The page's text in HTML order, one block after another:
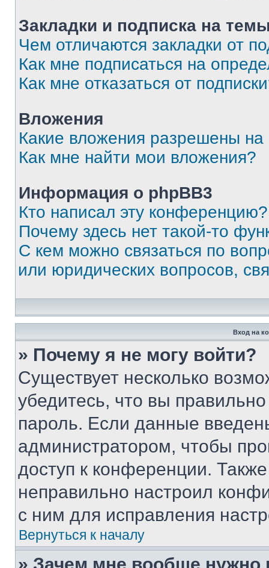
Закладки и подписка на
Чем отличаются закладки от
Как мне подписаться на
Как мне отказаться от
Вложения
Какие вложения разрешены
Как мне найти мои вложения?
Информация о phpBB3
Кто написал эту конференцию?
Почему здесь нет такой-то
С кем можно связаться по
или юридических вопросов,
Вход на
» Почему я не могу войти?
Существует несколько
убедитесь, что вы
пароль. Если данные
администратором, чтобы
доступ к конференции.
неправильно настроил
с ним для исправления
Вернуться к началу